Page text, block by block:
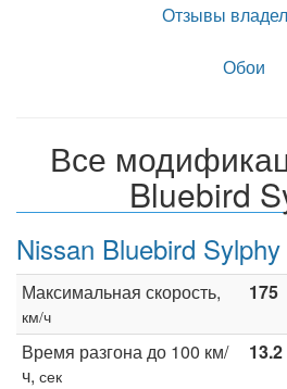
Отзывы
Обои
Все
Bluebird
Nissan Bluebird
Максимальная скорость,
км/ч
175
Время разгона до 100 км/
ч, сек
13.2